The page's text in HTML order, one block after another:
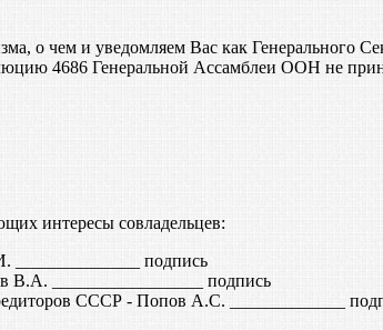
о чем и уведомляем Вас как
4686 Генеральной Ассамблеи ООН не
интересы совладельцев:
подпись
В.А. _________________ подпись
СССР - Попов А.С. _____________